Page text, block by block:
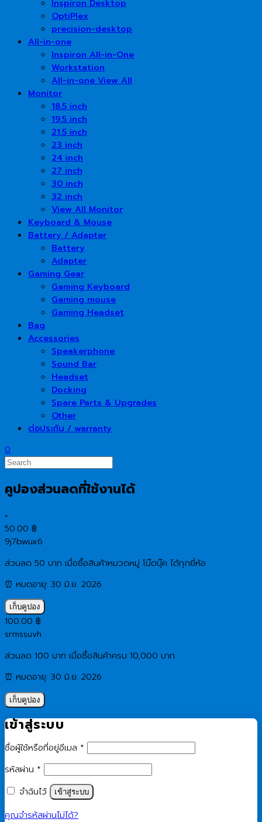
Inspiron Desktop
OptiPlex
precision-desktop
All-in-one
Inspiron All-in-One
Workstation
All-in-one View All
Monitor
18.5 inch
19.5 inch
21.5 inch
23 inch
24 inch
27 inch
30 inch
32 inch
View All Monitor
Keyboard & Mouse
Battery / Adapter
Battery
Adapter
Gaming Gear
Gaming Keyboard
Gaming mouse
Gaming Headset
Bag
Accessories
Speakerphone
Sound Bar
Headset
Docking
Spare Parts & Upgrades
Other
ต่อประกัน / warranty
0
คูปองส่วนลดที่ใช้งานได้
×
50.00 ฿
9j7bwux6
ส่วนลด 50 บาท เมื่อซื้อสินค้าหมวดหมู่ โน๊ตบุ๊ค ได้ทุกยี่ห้อ
⏰ หมดอายุ: 30 มิ.ย. 2026
เก็บคูปอง
100.00 ฿
srmssuvh
ส่วนลด 100 บาท เมื่อซื้อสินค้าครบ 10,000 บาท
⏰ หมดอายุ: 30 มิ.ย. 2026
เก็บคูปอง
เข้าสู่ระบบ
ชื่อผู้ใช้หรือที่อยู่อีเมล *
รหัสผ่าน *
จำฉันไว้
เข้าสู่ระบบ
คุณจำรหัสผ่านไม่ได้?